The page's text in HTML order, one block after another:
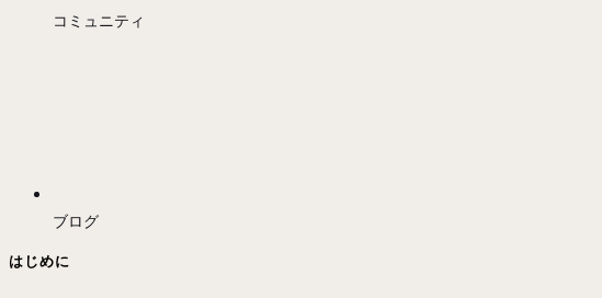
コミュニティ
ブログ
はじめに